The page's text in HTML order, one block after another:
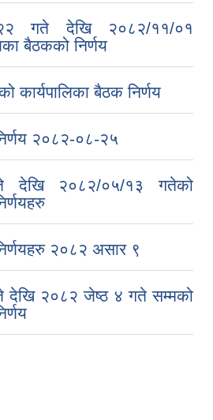
२२ गते देखि २०८२/११/०१
बैठकको निर्णय
बैठक निर्णय
२०८२-०८-२५
देखि २०८२/०५/१३ गतेको
२०८२ असार ९
देखि २०८२ जेष्ठ ४ गते सम्मको